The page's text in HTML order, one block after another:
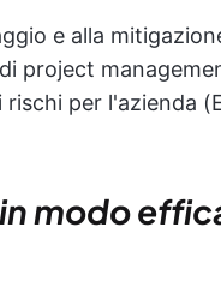
e alla
project
per l'azienda
modo